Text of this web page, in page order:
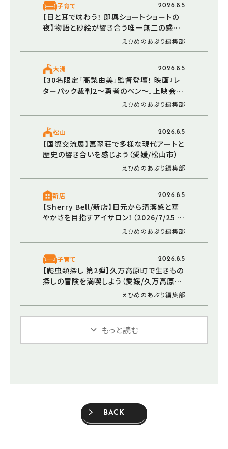
子育て 2026.8.5
【目と耳で味わう！ 即興ショートショートの
夜】物語と砂絵が響き合う唯一無二の感動
えひめのあぷり編集部
大洲 2026.8.5
【30名限定「髙梨由美」監督登壇！ 映画『レ
ターパック裁判2～勇者のペン～』上映会＆
トークショー in 大洲】監督参加の懇親会も
えひめのあぷり編集部
松山 2026.8.5
【国際交流展】萬翠荘で多様な現代アートと
歴史の響き合いを感じよう（愛媛/松山市）
えひめのあぷり編集部
新店 2026.8.5
【Sherry Bell/新店】目元から清潔感と華
やかさを目指すアイサロン！（2026/7/25 愛
えひめのあぷり編集部
子育て 2026.8.5
【爬虫類探し 第2弾】久万高原町で生きもの
探しの冒険を満喫しよう（愛媛/久万高原
えひめのあぷり編集部
もっと読む
BACK